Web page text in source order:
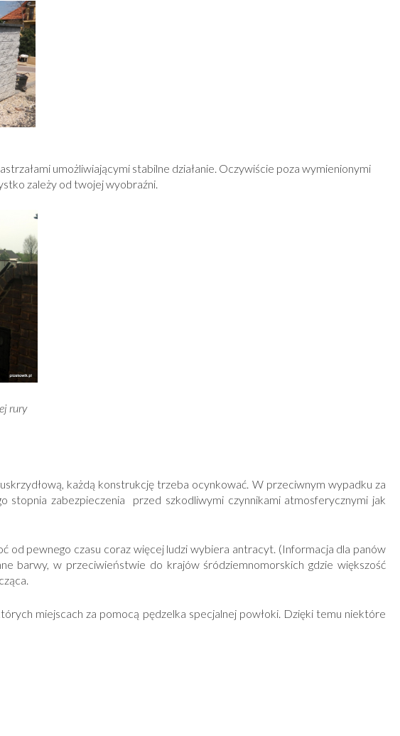
umożliwiającymi stabilne działanie. Oczywiście poza wymienionymi
zależy od twojej wyobraźni.
rury
każdą konstrukcję trzeba ocynkować. W przeciwnym wypadku za
stopnia zabezpieczenia przed szkodliwymi czynnikami atmosferycznymi jak
od pewnego czasu coraz więcej ludzi wybiera antracyt. (Informacja dla panów
barwy, w przeciwieństwie do krajów śródziemnomorskich gdzie większość
miejscach za pomocą pędzelka specjalnej powłoki. Dzięki temu niektóre